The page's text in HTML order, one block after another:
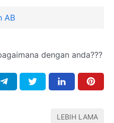
AB
dengan anda???
LEBIH LAMA